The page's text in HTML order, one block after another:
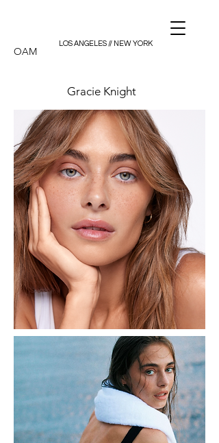
OAM
LOS ANGELES // NEW YORK
Gracie Knight